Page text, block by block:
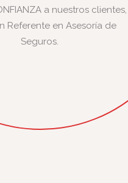
a nuestros clientes,
Referente en Asesoría de
Seguros.